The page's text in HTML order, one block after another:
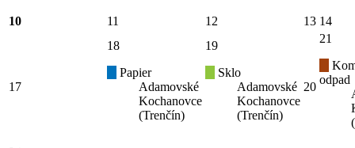
10 11 12 13 14
17
18
Papier
Adamovské
Kochanovce
(Trenčín)
19
Sklo
Adamovské
Kochanovce
(Trenčín)
20
21
odpad